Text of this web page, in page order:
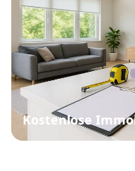
Kostenlose